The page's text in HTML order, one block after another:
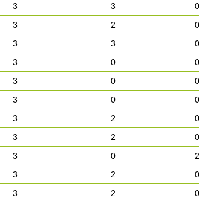
3 3 0
3 2 0
3 3 0
3 0 0
3 0 0
3 0 0
3 2 0
3 2 0
3 0 2
3 2 0
3 2 0